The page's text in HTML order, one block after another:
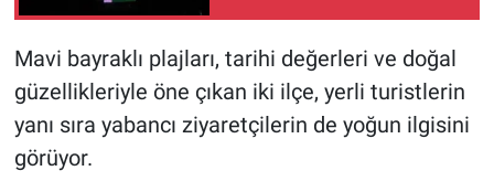
Mavi bayraklı plajları, tarihi değerleri ve doğal
güzellikleriyle öne çıkan iki ilçe, yerli turistlerin
yanı sıra yabancı ziyaretçilerin de yoğun ilgisini
görüyor.